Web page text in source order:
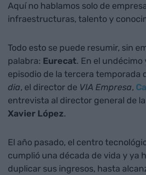
Aquí no hablamos solo de
infraestructuras, talento y
Todo esto se puede resumir, sin
palabra: Eurecat. En el undécimo
episodio de la tercera temporada
dia, el director de VIA Empresa,
entrevista al director general de
Xavier López.
El año pasado, el centro
cumplió una década de vida y ya
duplicar sus ingresos, hasta